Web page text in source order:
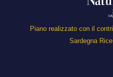
Piano realizzato con il
Sardegna